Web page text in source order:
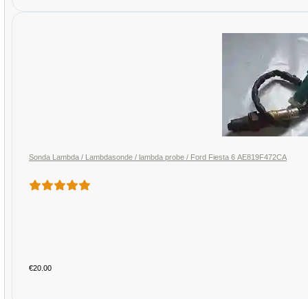
Sonda Lambda / Lambdasonde / lambda probe / Ford Fiesta 6 AE819F472CA
€20.00